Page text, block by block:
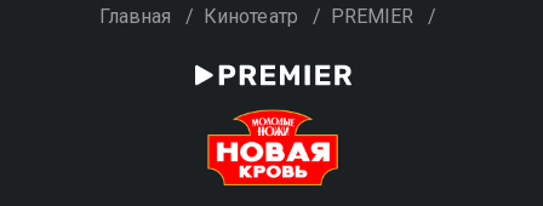
Главная / Кинотеатр / PREMIER /